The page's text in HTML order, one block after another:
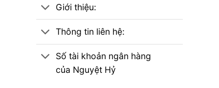
Giới thiệu:
Thông tin liên hệ:
Số tài khoản ngân hàng
của Nguyệt Hỷ